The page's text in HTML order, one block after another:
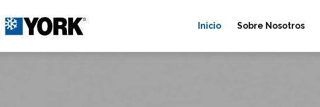
Inicio Sobre Nosotros